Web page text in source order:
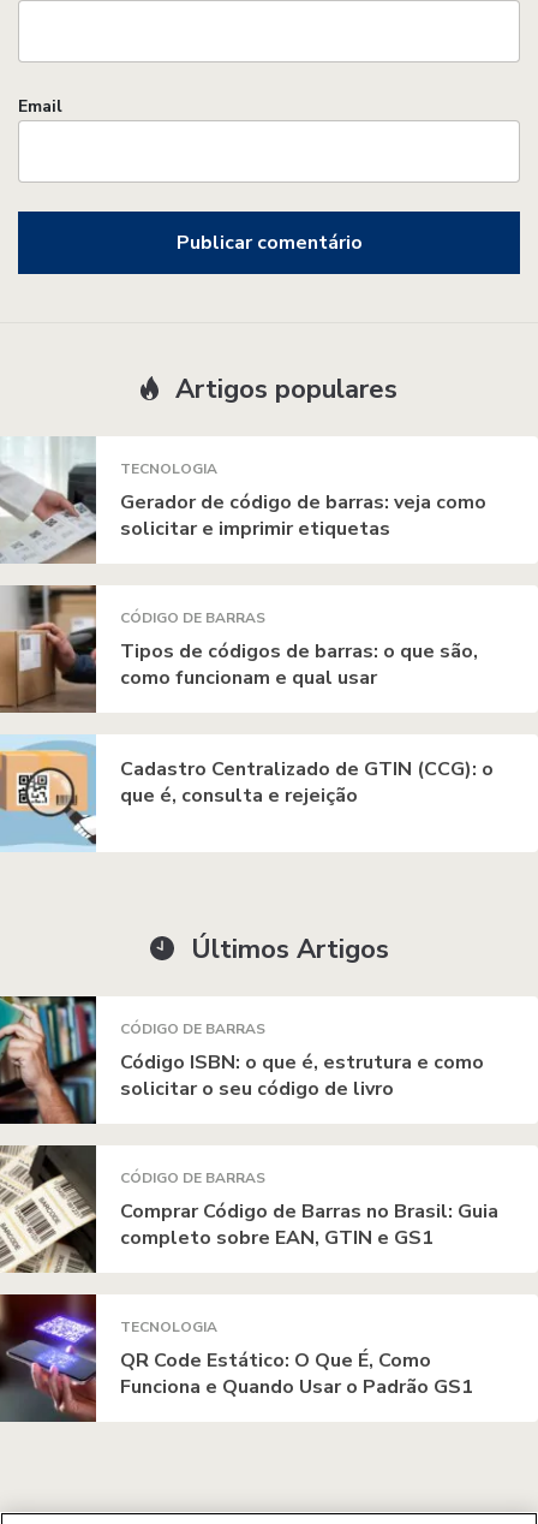
Email
Artigos populares
TECNOLOGIA
Gerador de código de barras: veja como
solicitar e imprimir etiquetas
CÓDIGO DE BARRAS
Tipos de códigos de barras: o que são,
como funcionam e qual usar
Cadastro Centralizado de GTIN (CCG): o
que é, consulta e rejeição
Últimos Artigos
CÓDIGO DE BARRAS
Código ISBN: o que é, estrutura e como
solicitar o seu código de livro
CÓDIGO DE BARRAS
Comprar Código de Barras no Brasil: Guia
completo sobre EAN, GTIN e GS1
TECNOLOGIA
QR Code Estático: O Que É, Como
Funciona e Quando Usar o Padrão GS1